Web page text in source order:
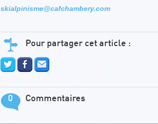
skialpinisme@cafchambery.com
Pour partager cet article :
0 Commentaires